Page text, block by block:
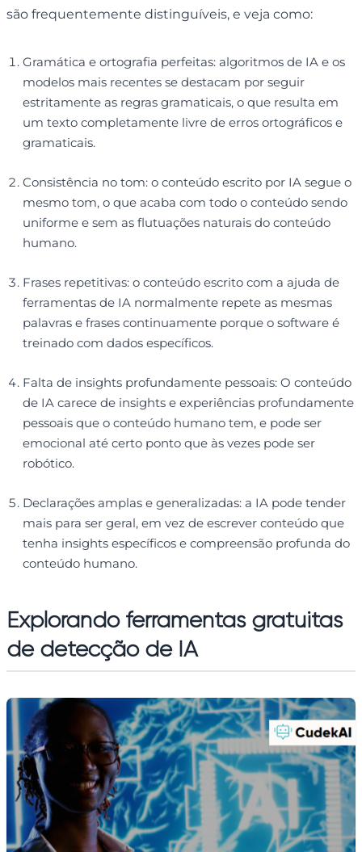
são frequentemente distinguíveis, e veja como:
Gramática e ortografia perfeitas: algoritmos de IA e os
modelos mais recentes se destacam por seguir
estritamente as regras gramaticais, o que resulta em
um texto completamente livre de erros ortográficos e
gramaticais.
Consistência no tom: o conteúdo escrito por IA segue o
mesmo tom, o que acaba com todo o conteúdo sendo
uniforme e sem as flutuações naturais do conteúdo
humano.
Frases repetitivas: o conteúdo escrito com a ajuda de
ferramentas de IA normalmente repete as mesmas
palavras e frases continuamente porque o software é
treinado com dados específicos.
Falta de insights profundamente pessoais: O conteúdo
de IA carece de insights e experiências profundamente
pessoais que o conteúdo humano tem, e pode ser
emocional até certo ponto que às vezes pode ser
robótico.
Declarações amplas e generalizadas: a IA pode tender
mais para ser geral, em vez de escrever conteúdo que
tenha insights específicos e compreensão profunda do
conteúdo humano.
Explorando ferramentas gratuitas
de detecção de IA